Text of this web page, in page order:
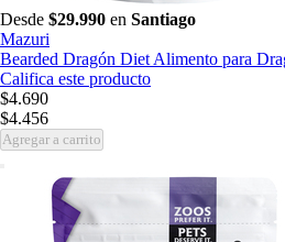
Desde $29.990 en Santiago
Mazuri
Bearded Dragón Diet Alimento para
Califica este producto
$4.690
$4.456
Agregar a carrito